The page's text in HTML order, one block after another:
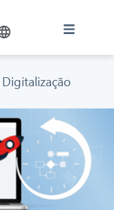
Digitalização